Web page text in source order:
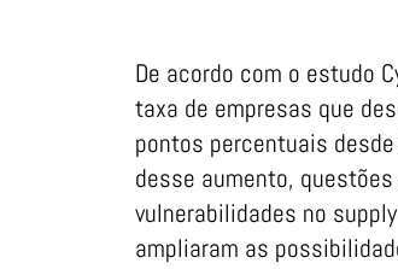
De acordo com o estudo
taxa de empresas que
pontos percentuais
desse aumento,
vulnerabilidades no
ampliaram as